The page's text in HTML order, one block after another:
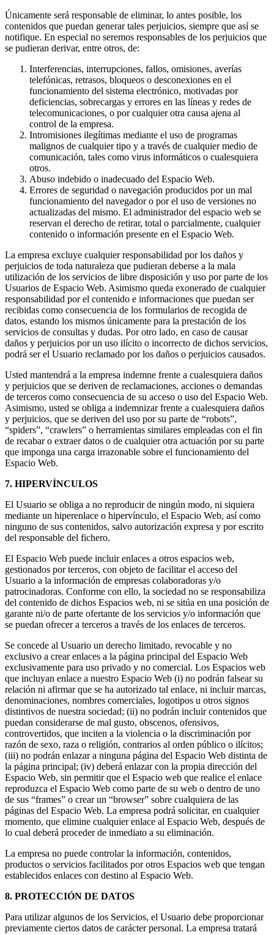
Únicamente será responsable de eliminar, lo antes posible, los
contenidos que puedan generar tales perjuicios, siempre que así se
notifique. En especial no seremos responsables de los perjuicios que
se pudieran derivar, entre otros, de:
Interferencias, interrupciones, fallos, omisiones, averías
telefónicas, retrasos, bloqueos o desconexiones en el
funcionamiento del sistema electrónico, motivadas por
deficiencias, sobrecargas y errores en las líneas y redes de
telecomunicaciones, o por cualquier otra causa ajena al
control de la empresa.
Intromisiones ilegítimas mediante el uso de programas
malignos de cualquier tipo y a través de cualquier medio de
comunicación, tales como virus informáticos o cualesquiera
otros.
Abuso indebido o inadecuado del Espacio Web.
Errores de seguridad o navegación producidos por un mal
funcionamiento del navegador o por el uso de versiones no
actualizadas del mismo. El administrador del espacio web se
reservan el derecho de retirar, total o parcialmente, cualquier
contenido o información presente en el Espacio Web.
La empresa excluye cualquier responsabilidad por los daños y
perjuicios de toda naturaleza que pudieran deberse a la mala
utilización de los servicios de libre disposición y uso por parte de los
Usuarios de Espacio Web. Asimismo queda exonerado de cualquier
responsabilidad por el contenido e informaciones que puedan ser
recibidas como consecuencia de los formularios de recogida de
datos, estando los mismos únicamente para la prestación de los
servicios de consultas y dudas. Por otro lado, en caso de causar
daños y perjuicios por un uso ilícito o incorrecto de dichos servicios,
podrá ser el Usuario reclamado por los daños o perjuicios causados.
Usted mantendrá a la empresa indemne frente a cualesquiera daños
y perjuicios que se deriven de reclamaciones, acciones o demandas
de terceros como consecuencia de su acceso o uso del Espacio Web.
Asimismo, usted se obliga a indemnizar frente a cualesquiera daños
y perjuicios, que se deriven del uso por su parte de “robots”,
“spiders”, “crawlers” o herramientas similares empleadas con el fin
de recabar o extraer datos o de cualquier otra actuación por su parte
que imponga una carga irrazonable sobre el funcionamiento del
Espacio Web.
7. HIPERVÍNCULOS
El Usuario se obliga a no reproducir de ningún modo, ni siquiera
mediante un hiperenlace o hipervínculo, el Espacio Web, así como
ninguno de sus contenidos, salvo autorización expresa y por escrito
del responsable del fichero.
El Espacio Web puede incluir enlaces a otros espacios web,
gestionados por terceros, con objeto de facilitar el acceso del
Usuario a la información de empresas colaboradoras y/o
patrocinadoras. Conforme con ello, la sociedad no se responsabiliza
del contenido de dichos Espacios web, ni se sitúa en una posición de
garante ni/o de parte ofertante de los servicios y/o información que
se puedan ofrecer a terceros a través de los enlaces de terceros.
Se concede al Usuario un derecho limitado, revocable y no
exclusivo a crear enlaces a la página principal del Espacio Web
exclusivamente para uso privado y no comercial. Los Espacios web
que incluyan enlace a nuestro Espacio Web (i) no podrán falsear su
relación ni afirmar que se ha autorizado tal enlace, ni incluir marcas,
denominaciones, nombres comerciales, logotipos u otros signos
distintivos de nuestra sociedad; (ii) no podrán incluir contenidos que
puedan considerarse de mal gusto, obscenos, ofensivos,
controvertidos, que inciten a la violencia o la discriminación por
razón de sexo, raza o religión, contrarios al orden público o ilícitos;
(iii) no podrán enlazar a ninguna página del Espacio Web distinta de
la página principal; (iv) deberá enlazar con la propia dirección del
Espacio Web, sin permitir que el Espacio web que realice el enlace
reproduzca el Espacio Web como parte de su web o dentro de uno
de sus “frames” o crear un “browser” sobre cualquiera de las
páginas del Espacio Web. La empresa podrá solicitar, en cualquier
momento, que elimine cualquier enlace al Espacio Web, después de
lo cual deberá proceder de inmediato a su eliminación.
La empresa no puede controlar la información, contenidos,
productos o servicios facilitados por otros Espacios web que tengan
establecidos enlaces con destino al Espacio Web.
8. PROTECCIÓN DE DATOS
Para utilizar algunos de los Servicios, el Usuario debe proporcionar
previamente ciertos datos de carácter personal. La empresa tratará